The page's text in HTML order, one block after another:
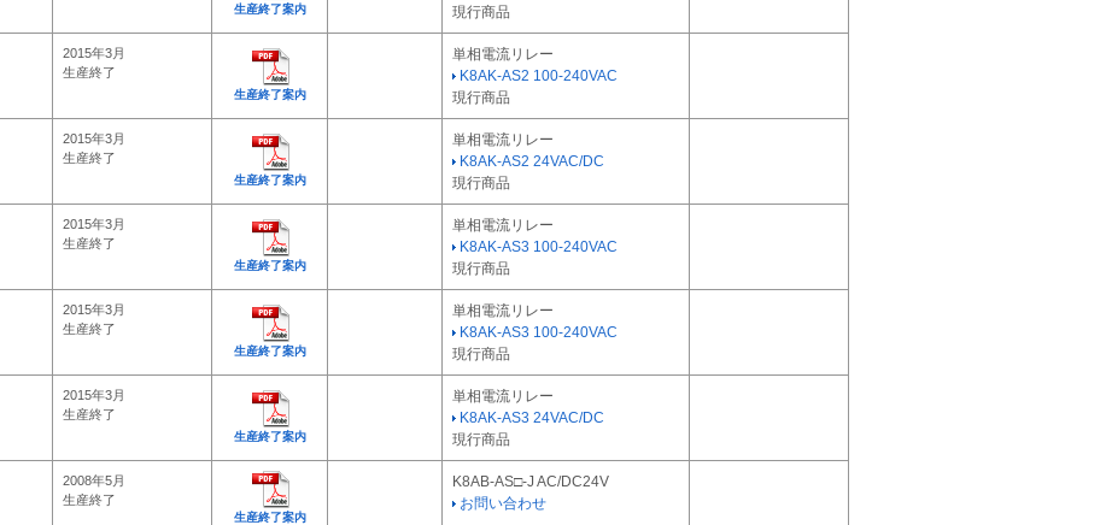
生産終了案内
現行商品
2015年3月
生産終了
生産終了案内
単相電流リレー
K8AK-AS2 100-240VAC
現行商品
2015年3月
生産終了
生産終了案内
単相電流リレー
K8AK-AS2 24VAC/DC
現行商品
2015年3月
生産終了
生産終了案内
単相電流リレー
K8AK-AS3 100-240VAC
現行商品
2015年3月
生産終了
生産終了案内
単相電流リレー
K8AK-AS3 100-240VAC
現行商品
2015年3月
生産終了
生産終了案内
単相電流リレー
K8AK-AS3 24VAC/DC
現行商品
2008年5月
生産終了
生産終了案内
K8AB-AS□-J AC/DC24V
お問い合わせ